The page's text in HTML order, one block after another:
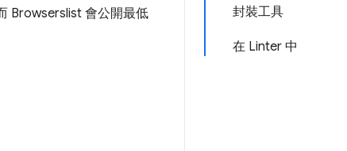
封裝工具
在 Linter 中
Browserslist 會公開最低